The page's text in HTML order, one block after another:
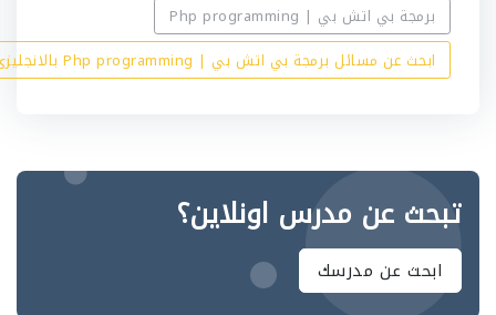
برمجة بي اتش بي | Php programming
ابحث عن مسائل برمجة بي اتش بي | Php programming بالانجليزي
تبحث عن مدرس اونلاين؟
ابحث عن مدرسك